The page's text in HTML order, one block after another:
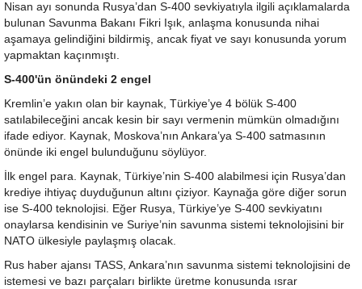
Nisan ayı sonunda Rusya’dan S-400 sevkiyatıyla ilgili açıklamalarda
bulunan Savunma Bakanı Fikri Işık, anlaşma konusunda nihai
aşamaya gelindiğini bildirmiş, ancak fiyat ve sayı konusunda yorum
yapmaktan kaçınmıştı.
S-400'ün önündeki 2 engel
Kremlin’e yakın olan bir kaynak, Türkiye’ye 4 bölük S-400
satılabileceğini ancak kesin bir sayı vermenin mümkün olmadığını
ifade ediyor. Kaynak, Moskova’nın Ankara’ya S-400 satmasının
önünde iki engel bulunduğunu söylüyor.
İlk engel para. Kaynak, Türkiye’nin S-400 alabilmesi için Rusya’dan
krediye ihtiyaç duyduğunun altını çiziyor. Kaynağa göre diğer sorun
ise S-400 teknolojisi. Eğer Rusya, Türkiye’ye S-400 sevkiyatını
onaylarsa kendisinin ve Suriye’nin savunma sistemi teknolojisini bir
NATO ülkesiyle paylaşmış olacak.
Rus haber ajansı TASS, Ankara’nın savunma sistemi teknolojisini de
istemesi ve bazı parçaları birlikte üretme konusunda ısrar